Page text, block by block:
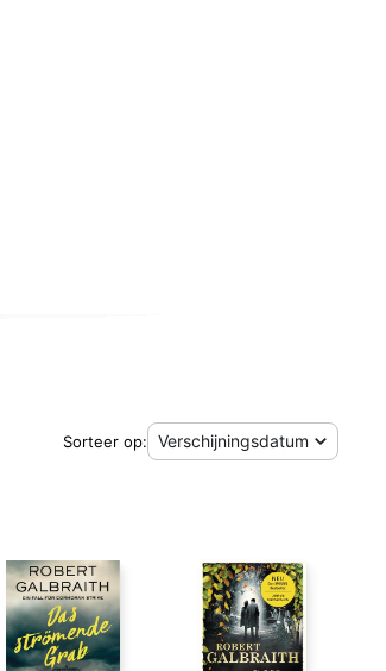
Sorteer op: